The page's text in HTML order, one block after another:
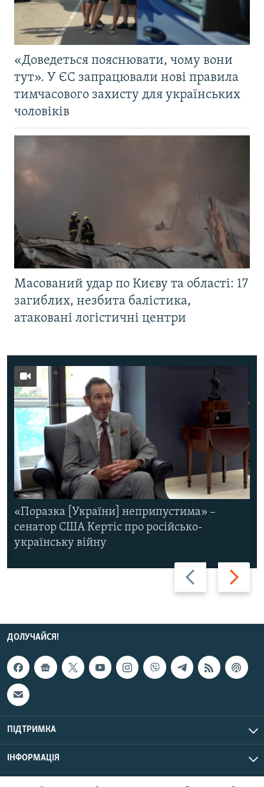
«Доведеться пояснювати, чому вони
тут». У ЄС запрацювали нові правила
тимчасового захисту для українських
чоловіків
Масований удар по Києву та області: 17
загиблих, незбита балістика,
атаковані логістичні центри
Назад Вперед
«Поразка [України] неприпустима» –
сенатор США Кертіс про російсько-
українську війну
ДОЛУЧАЙСЯ!
ПІДТРИМКА
ІНФОРМАЦІЯ